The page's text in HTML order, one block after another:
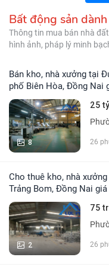
Bất động sản
Thông tin mua bán nhà
hình ảnh, pháp lý minh
Bán kho, nhà xưởng tại Đường Số 2, Phường An Bình, Thành
phố Biên Hòa, Đồng Nai
8
25 tỷ
26
Cho thuê kho, nhà xưởng Đường Quốc lộ 1A, Xã Hố Nai 3,
Trảng Bom, Đồng Nai giá
2
75
26